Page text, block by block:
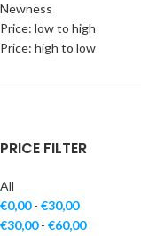
Newness
Price: low to high
Price: high to low
PRICE FILTER
All
€0,00- €30,00
€30,00- €60,00